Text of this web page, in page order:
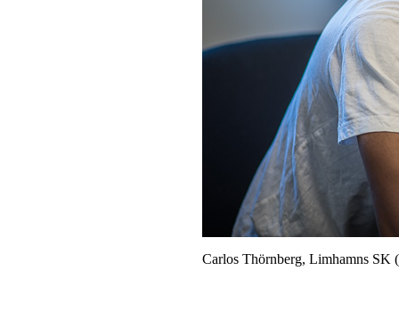
Carlos Thörnberg, Limhamns SK